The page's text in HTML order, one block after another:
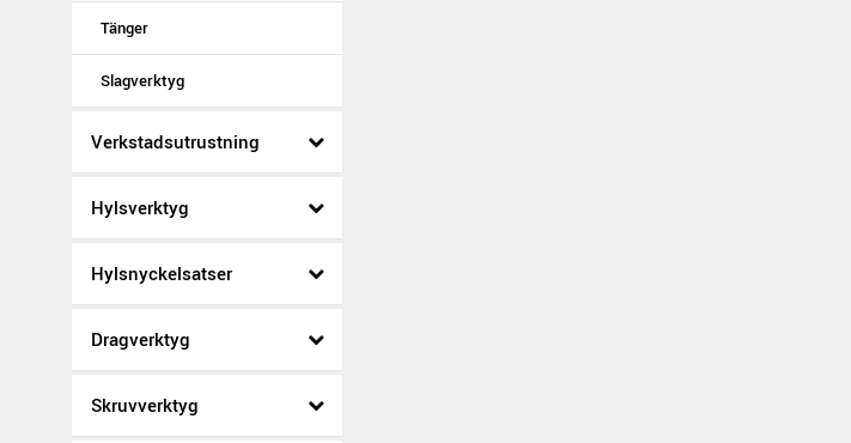
Tänger
Slagverktyg
Verkstadsutrustning
Hylsverktyg
Hylsnyckelsatser
Dragverktyg
Skruvverktyg